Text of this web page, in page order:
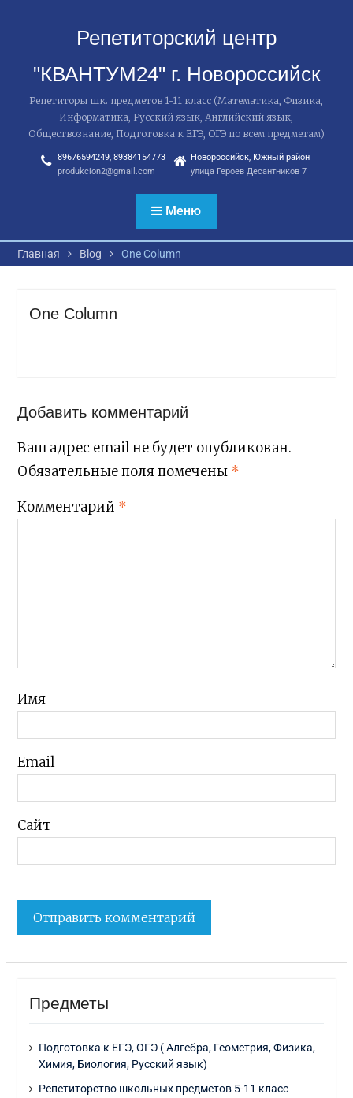
Репетиторский центр
"КВАНТУМ24" г. Новороссийск
Репетиторы шк. предметов 1-11 класс (Математика, Физика,
Информатика, Русский язык, Английский язык,
Обществознание, Подготовка к ЕГЭ, ОГЭ по всем предметам)
89676594249, 89384154773
produkcion2@gmail.com
Новороссийск, Южный район
улица Героев Десантников 7
Меню
Главная Blog One Column
One Column
Добавить комментарий
Ваш адрес email не будет опубликован.
Обязательные поля помечены *
Комментарий *
Имя
Email
Сайт
Предметы
Подготовка к ЕГЭ, ОГЭ ( Алгебра, Геометрия, Физика,
Химия, Биология, Русский язык)
Репетиторство школьных предметов 5-11 класс